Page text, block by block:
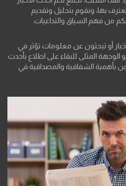
بها، ونقوم بتحليل وتقديم
من فهم السياق والتداعيات.
أو تبحثون عن معلومات تؤثر في
الوجهة المثلى للبقاء على اطلاع بأحدث
بأهمية الشفافية والمصداقية في